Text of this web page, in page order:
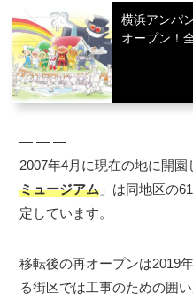
横浜アンパ
オープン！
― ― ―
2007年4月に現在の地に開園
ミュージアム 」は同地区の
定しています。
移転後の再オープンは2019
る街区では工事のための囲